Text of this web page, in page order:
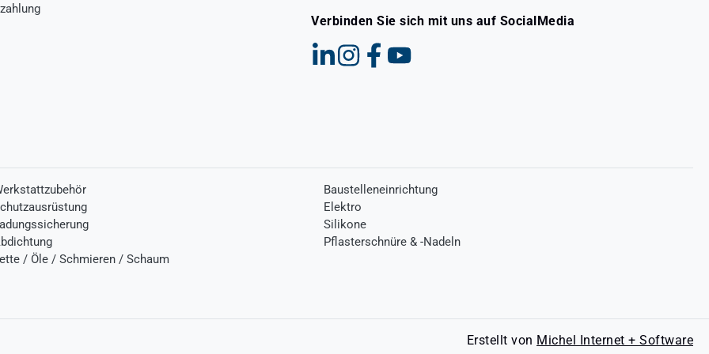
Baustelleneinrichtung
Elektro
Silikone
Pflasterschnüre & -Nadeln
/ Öle / Schmieren / Schaum
Verbinden Sie sich mit uns auf SocialMedia
Erstellt von Michel Internet + Software